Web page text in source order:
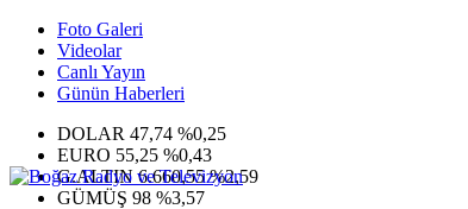
Foto Galeri
Videolar
Canlı Yayın
Günün Haberleri
DOLAR 47,74 %0,25
EURO 55,25 %0,43
G.ALTIN6.660,55 %2,59
GÜMÜŞ 98 %3,57